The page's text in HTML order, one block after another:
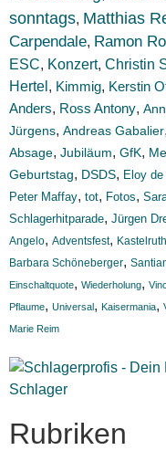
sonntags, Matthias
Carpendale, Ramon
ESC, Konzert, Christin
Hertel , Kimmig, Kerstin
Anders, Ross Antony,
Jürgens, Andreas Gabalier,
Absage, Jubiläum, GfK,
Geburtstag, DSDS, Eloy
Peter Maffay, tot, Fotos,
Schlagerhitparade, Jürgen
Angelo, Adventsfest,
Barbara Schöneberger,
Einschaltquote, Wiederholung,
Pflaume, Universal, Kaisermania,
Marie Reim
Rubriken